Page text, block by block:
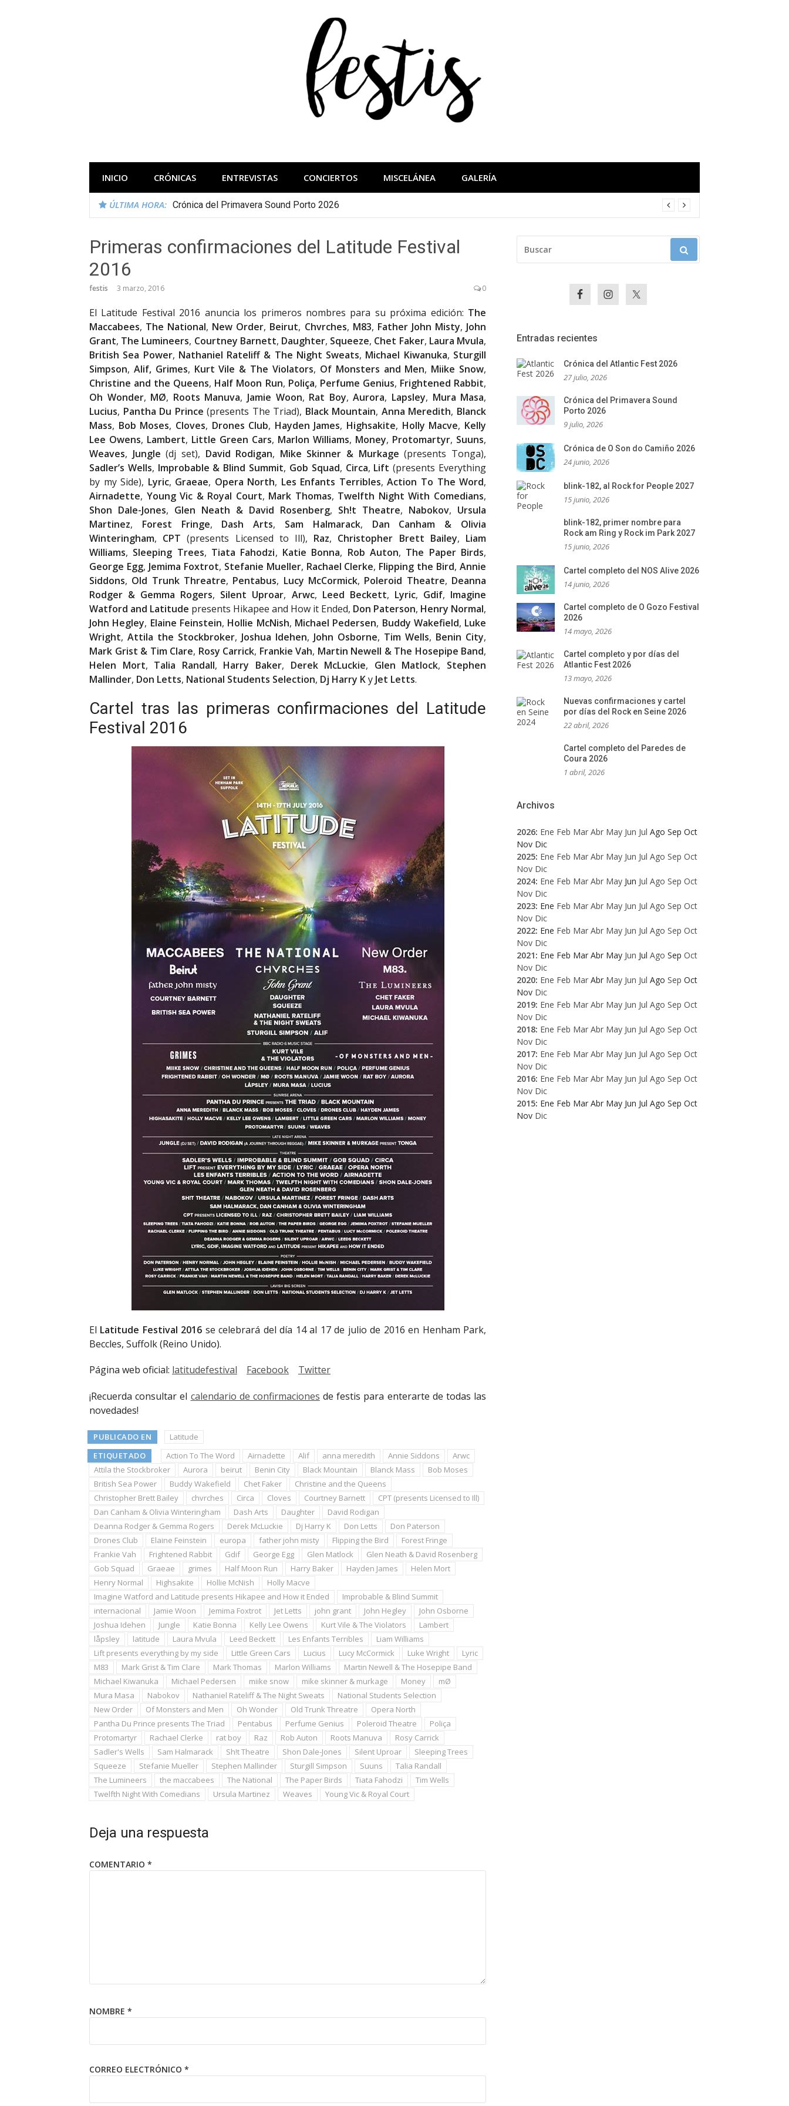
INICIO CRÓNICAS ENTREVISTAS CONCIERTOS MISCELÁNEA GALERÍA
ÚLTIMA HORA: Crónica del Primavera Sound Porto 2026
Primeras confirmaciones del Latitude Festival
2016
festis 3 marzo, 2016 0
El Latitude Festival 2016 anuncia los primeros nombres para su próxima edición: The
Maccabees, The National, New Order, Beirut, Chvrches, M83, Father John Misty, John
Grant, The Lumineers, Courtney Barnett, Daughter, Squeeze, Chet Faker, Laura Mvula,
British Sea Power, Nathaniel Rateliff & The Night Sweats, Michael Kiwanuka, Sturgill
Simpson, Alif, Grimes, Kurt Vile & The Violators, Of Monsters and Men, Miike Snow,
Christine and the Queens, Half Moon Run, Poliça, Perfume Genius, Frightened Rabbit,
Oh Wonder, MØ, Roots Manuva, Jamie Woon, Rat Boy,Aurora, Lapsley, Mura Masa,
Lucius, Pantha Du Prince (presents The Triad), Black Mountain, Anna Meredith, Blanck
Mass, Bob Moses, Cloves, Drones Club, Hayden James, Highsakite, Holly Macve, Kelly
Lee Owens, Lambert, Little Green Cars, Marlon Williams, Money, Protomartyr, Suuns,
Weaves, Jungle (dj set), David Rodigan, Mike Skinner & Murkage (presents Tonga),
Sadler’s Wells, Improbable & Blind Summit, Gob Squad, Circa, Lift (presents Everything
by my Side), Lyric, Graeae, Opera North, Les Enfants Terribles,Action To The Word,
Airnadette, Young Vic & Royal Court, Mark Thomas, Twelfth Night With Comedians,
Shon Dale-Jones, Glen Neath & David Rosenberg, Sh!t Theatre, Nabokov, Ursula
Martinez, Forest Fringe, Dash Arts, Sam Halmarack, Dan Canham & Olivia
Winteringham, CPT (presents Licensed to Ill), Raz, Christopher Brett Bailey, Liam
Williams, Sleeping Trees, Tiata Fahodzi, Katie Bonna, Rob Auton, The Paper Birds,
George Egg, Jemima Foxtrot, Stefanie Mueller, Rachael Clerke, Flipping the Bird,Annie
Siddons, Old Trunk Threatre, Pentabus, Lucy McCormick, Poleroid Theatre, Deanna
Rodger & Gemma Rogers, Silent Uproar, Arwc, Leed Beckett, Lyric, Gdif, Imagine
Watford and Latitude presents Hikapee and How it Ended, Don Paterson, Henry Normal,
John Hegley, Elaine Feinstein, Hollie McNish, Michael Pedersen, Buddy Wakefield, Luke
Wright, Attila the Stockbroker, Joshua Idehen, John Osborne, Tim Wells, Benin City,
Mark Grist & Tim Clare, Rosy Carrick, Frankie Vah, Martin Newell & The Hosepipe Band,
Helen Mort, Talia Randall, Harry Baker, Derek McLuckie, Glen Matlock, Stephen
Mallinder, Don Letts, National Students Selection, Dj Harry Ky Jet Letts.
Cartel tras las primeras confirmaciones del Latitude
Festival 2016
El Latitude Festival 2016 se celebrará del día 14 al 17 de julio de 2016 en Henham Park,
Beccles, Suffolk (Reino Unido).
Página web oficial: latitudefestival Facebook Twitter
¡Recuerda consultar el calendario de confirmaciones de festis para enterarte de todas las
novedades!
PUBLICADO EN
Latitude
ETIQUETADO
Action To The Word Airnadette Alif anna meredith Annie Siddons
Arwc
Attila the Stockbroker
Aurora beirut Benin City Black Mountain Blanck Mass
Bob Moses
British Sea Power
Buddy Wakefield Chet Faker
Christine and the Queens
Christopher Brett Bailey
chvrches Circa Cloves Courtney Barnett
CPT (presents Licensed to Ill)
Dan Canham & Olivia Winteringham
Dash Arts Daughter
David Rodigan
Deanna Rodger & Gemma Rogers
Derek McLuckie Dj Harry K Don Letts
Don Paterson
Drones Club
Elaine Feinstein europa father john misty Flipping the Bird
Forest Fringe
Frankie Vah
Frightened Rabbit Gdif George Egg Glen Matlock
Glen Neath & David Rosenberg
Gob Squad
Graeae grimes Half Moon Run Harry Baker Hayden James
Helen Mort
Henry Normal
Highsakite Hollie McNish
Holly Macve
Imagine Watford and Latitude presents Hikapee and How it Ended
Improbable & Blind Summit
internacional
Jamie Woon Jemima Foxtrot Jet Letts john grant John Hegley
John Osborne
Joshua Idehen
Jungle Katie Bonna Kelly Lee Owens Kurt Vile & The Violators
Lambert
låpsley
latitude Laura Mvula Leed Beckett Les Enfants Terribles
Liam Williams
Lift presents everything by my side
Little Green Cars Lucius Lucy McCormick Luke Wright
Lyric
M83
Mark Grist & Tim Clare Mark Thomas Marlon Williams
Martin Newell & The Hosepipe Band
Michael Kiwanuka
Michael Pedersen miike snow mike skinner & murkage Money
mØ
Mura Masa
Nabokov Nathaniel Rateliff & The Night Sweats
National Students Selection
New Order
Of Monsters and Men Oh Wonder Old Trunk Threatre
Opera North
Pantha Du Prince presents The Triad
Pentabus Perfume Genius Poleroid Theatre
Poliça
Protomartyr
Rachael Clerke rat boy Raz Rob Auton Roots Manuva
Rosy Carrick
Sadler's Wells
Sam Halmarack Sh!t Theatre Shon Dale-Jones Silent Uproar
Sleeping Trees
Squeeze
Stefanie Mueller Stephen Mallinder Sturgill Simpson Suuns
Talia Randall
The Lumineers
the maccabees The National The Paper Birds Tiata Fahodzi
Tim Wells
Twelfth Night With Comedians
Ursula Martinez Weaves Young Vic & Royal Court
Deja una respuesta
COMENTARIO *
NOMBRE *
CORREO ELECTRÓNICO *
Entradas recientes
Crónica del Atlantic Fest 2026
27 julio, 2026
Crónica del Primavera Sound
Porto 2026
9 julio, 2026
Crónica de O Son do Camiño 2026
24 junio, 2026
blink-182, al Rock for People 2027
15 junio, 2026
blink-182, primer nombre para
Rock am Ring y Rock im Park 2027
15 junio, 2026
Cartel completo del NOS Alive 2026
14 junio, 2026
Cartel completo de O Gozo Festival
2026
14 mayo, 2026
Cartel completo y por días del
Atlantic Fest 2026
13 mayo, 2026
Nuevas confirmaciones y cartel
por días del Rock en Seine 2026
22 abril, 2026
Cartel completo del Paredes de
Coura 2026
1 abril, 2026
Archivos
2026: Ene Feb Mar Abr May Jun Jul Ago Sep Oct
Nov Dic
2025: Ene Feb Mar Abr May Jun Jul Ago Sep Oct
Nov Dic
2024: Ene Feb Mar Abr May Jun Jul Ago Sep Oct
Nov Dic
2023: Ene Feb Mar Abr May Jun Jul Ago Sep Oct
Nov Dic
2022: Ene Feb Mar Abr May Jun Jul Ago Sep Oct
Nov Dic
2021: Ene Feb Mar Abr May Jun Jul Ago Sep Oct
Nov Dic
2020: Ene Feb Mar Abr May Jun Jul Ago Sep Oct
Nov Dic
2019: Ene Feb Mar Abr May Jun Jul Ago Sep Oct
Nov Dic
2018: Ene Feb Mar Abr May Jun Jul Ago Sep Oct
Nov Dic
2017: Ene Feb Mar Abr May Jun Jul Ago Sep Oct
Nov Dic
2016: Ene Feb Mar Abr May Jun Jul Ago Sep Oct
Nov Dic
2015: Ene Feb Mar Abr May Jun Jul Ago Sep Oct
Nov Dic